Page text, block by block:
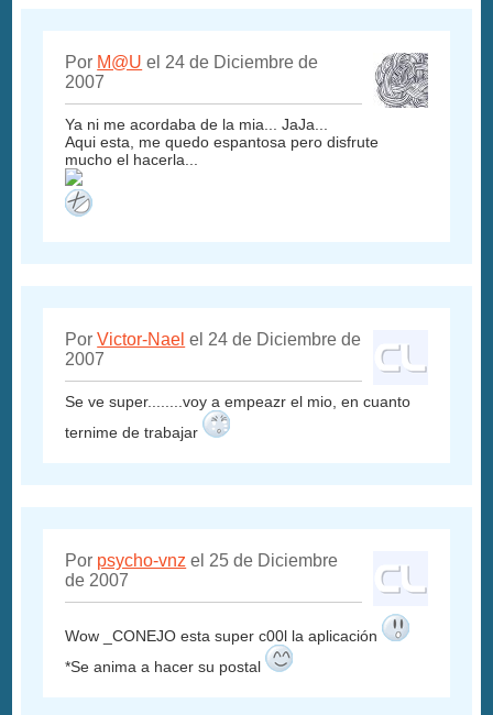
Por M@U el 24 de Diciembre de
2007
Ya ni me acordaba de la mia... JaJa...
Aqui esta, me quedo espantosa pero disfrute
mucho el hacerla...
PorVictor-Nael el 24 de Diciembre de
2007
Se ve super........voy a empeazr el mio, en cuanto
ternime de trabajar
Por psycho-vnz el 25 de Diciembre
de 2007
Wow _CONEJO esta super c00l la aplicación
*Se anima a hacer su postal